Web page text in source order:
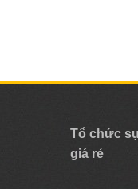
Tổ chức
giá rẻ